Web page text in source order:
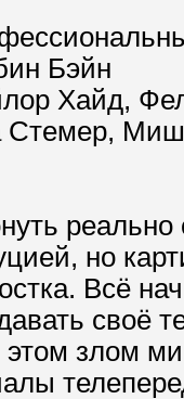
Бэйн
Хайд,
но
Всё
своё
этом злом